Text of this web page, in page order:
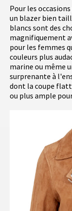
Pour les
un blazer bien
blancs sont des
magnifiquement
pour les femmes
couleurs plus
marine ou même
surprenante à
dont la coupe
ou plus ample